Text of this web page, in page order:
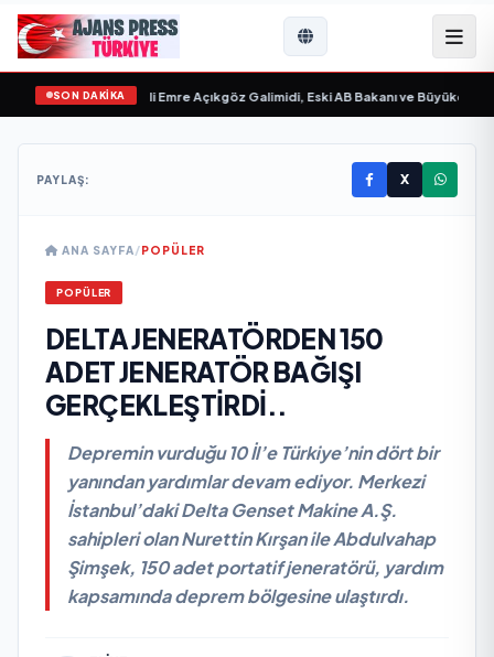
SON DAKİKA
“ yayımlandı• Ali Emre Açıkgöz Galimidi, Eski AB Bakanı ve Büyükelçi
PAYLAŞ: X
ANA SAYFA/POPÜLER
POPÜLER
DELTA JENERATÖRDEN 150
ADET JENERATÖR BAĞIŞI
GERÇEKLEŞTİRDİ..
Depremin vurduğu 10 İl’e Türkiye’nin dört bir
yanından yardımlar devam ediyor. Merkezi
İstanbul’daki Delta Genset Makine A.Ş.
sahipleri olan Nurettin Kırşan ile Abdulvahap
Şimşek, 150 adet portatif jeneratörü, yardım
kapsamında deprem bölgesine ulaştırdı.